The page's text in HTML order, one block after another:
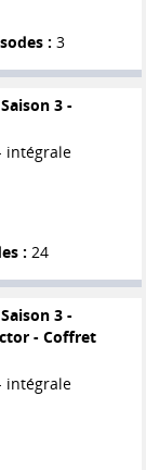
: 3
3 -
intégrale
: 24
3 -
- Coffret
intégrale